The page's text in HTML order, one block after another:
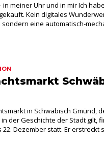
in meiner Uhr und in mir Ich
Kein digitales
eine automatisch-
in Schwäbisch Gmünd,
der Geschichte der Stadt gilt,
Dezember statt. Er erstreckt